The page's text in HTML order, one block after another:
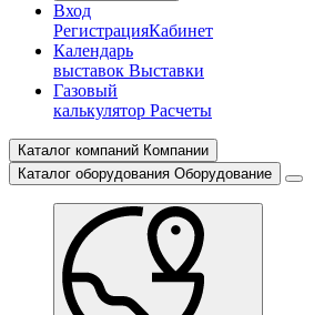
Вход
РегистрацияКабинет
Календарь
выставок Выставки
Газовый
калькулятор Расчеты
Каталог компаний Компании
Каталог оборудования Оборудование